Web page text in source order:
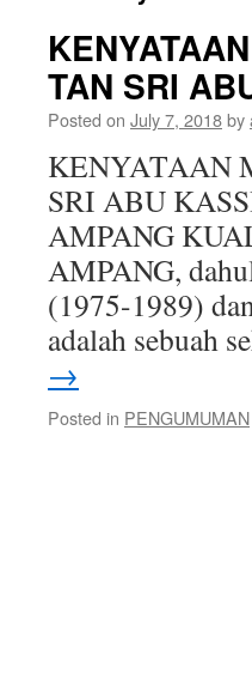
TAN SRI
Posted on July 7, 2018by
KENYATAAN
SRI ABU
AMPANG
AMPANG,
(1975-1989)
adalah sebuah
→
Posted in PENGUMUMAN